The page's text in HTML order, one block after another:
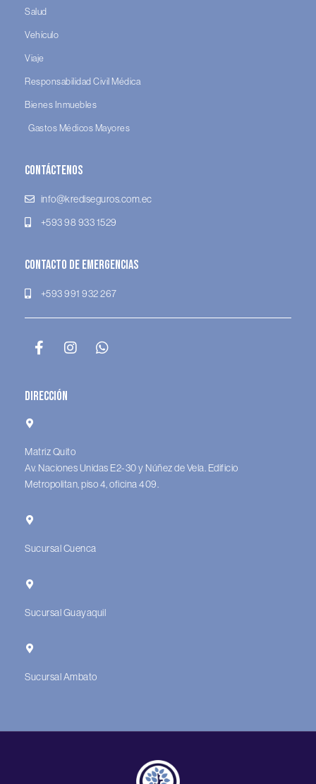
Salud
Vehículo
Viaje
Responsabilidad Civil Médica
Bienes Inmuebles
Gastos Médicos Mayores
Contáctenos
info@krediseguros.com.ec
+593 98 933 1529
Contacto de Emergencias
+593 991 932 267
Dirección
Matriz Quito
Av. Naciones Unidas E2-30 y Núñez de Vela. Edificio
Metropolitan, piso 4, oficina 409.
Sucursal Cuenca
Sucursal Guayaquil
Sucursal Ambato